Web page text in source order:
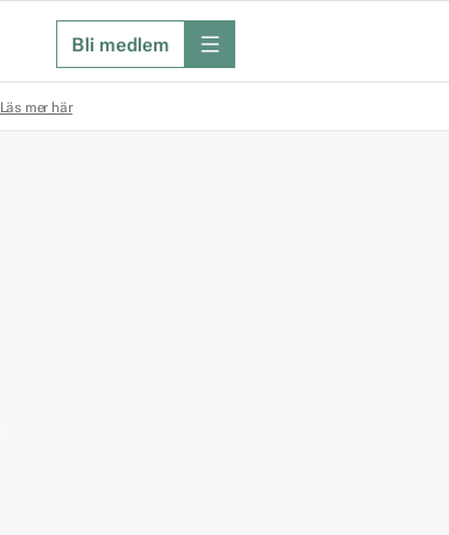
Bli medlem meny
Läs mer här